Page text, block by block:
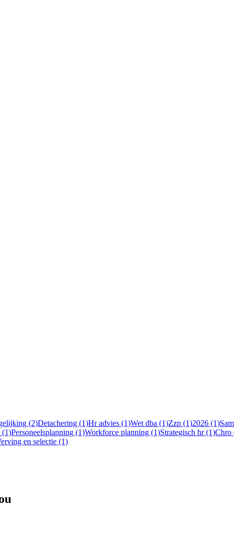
(2)Detachering (1)Hr advies (1)Wet dba (1)Zzp (1)2026 (1)
(1)Personeelsplanning (1)Workforce planning (1)Strategisch hr (1)Chro
en selectie (1)